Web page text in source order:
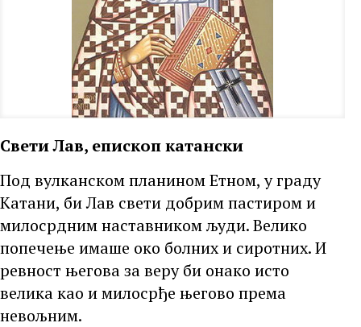
Свети Лав, епископ катански
Под вулканском планином Етном, у граду
Катани, би Лав свети добрим пастиром и
милосрдним наставником људи. Велико
попечење имаше око болних и сиротних. И
ревност његова за веру би онако исто
велика као и милосрђе његово према
невољним.